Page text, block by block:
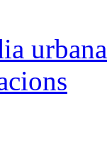
urbana